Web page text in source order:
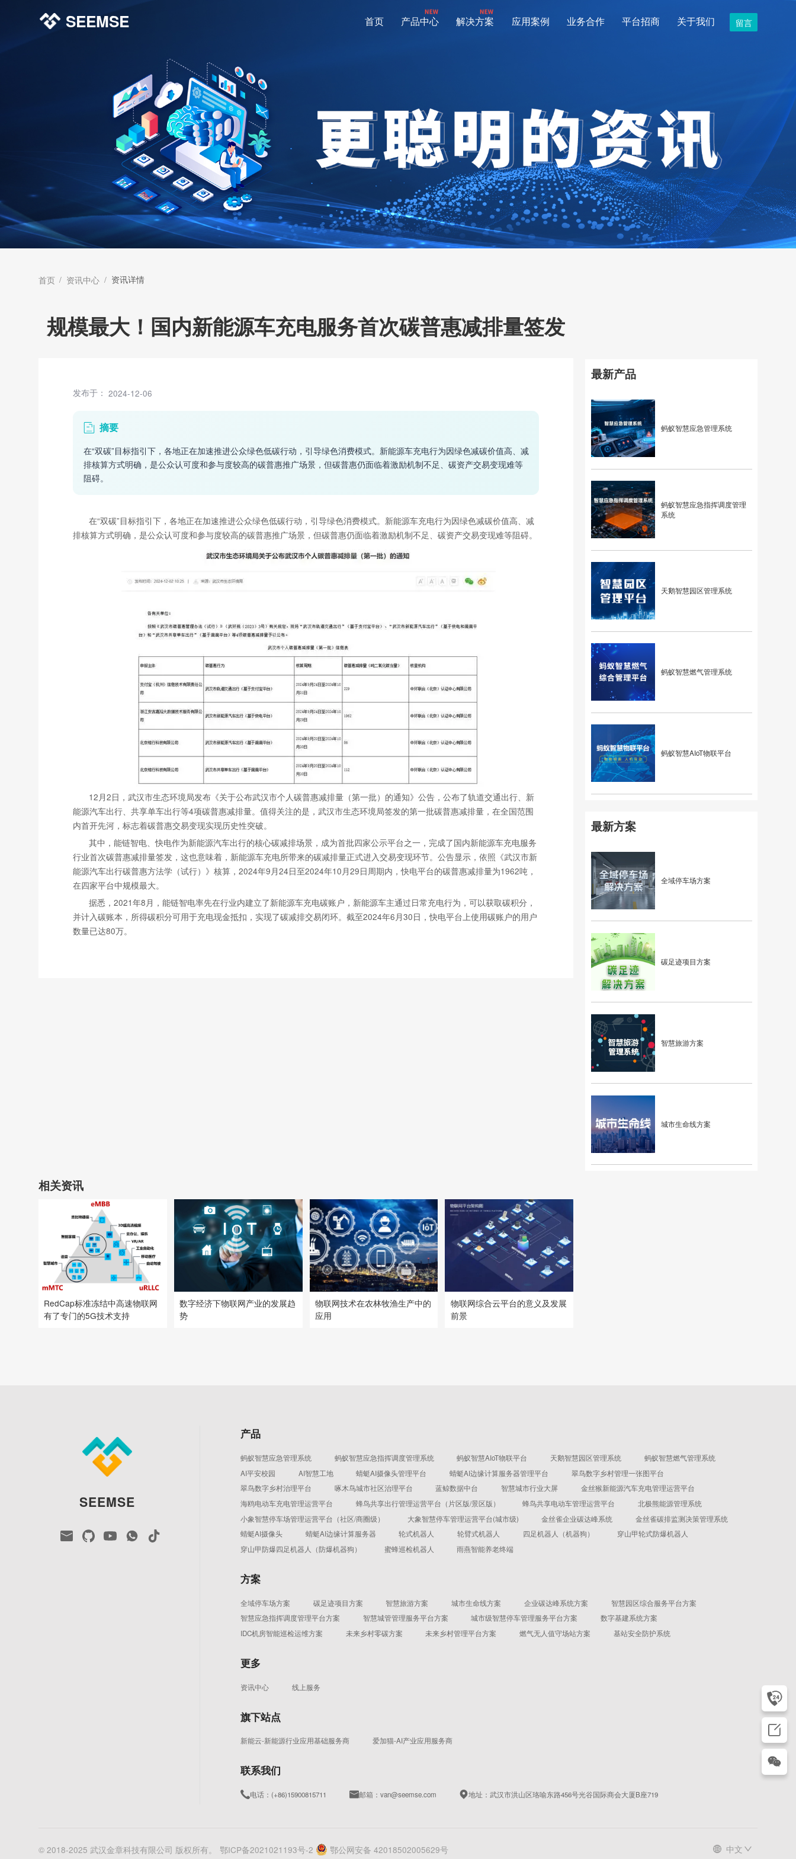
SEEMSE 首页 产品中心 解决方案 应用案例 业务合作 平台招商 关于我们 留言
首页 / 资讯中心 / 资讯详情
规模最大！国内新能源车充电服务首次碳普惠减排量签发
发布于： 2024-12-06
摘要
在“双碳”目标指引下，各地正在加速推进公众绿色低碳行动，引导绿色消费模式。新能源车充电行为因绿色减碳价值高、减
排核算方式明确，是公众认可度和参与度较高的碳普惠推广场景，但碳普惠仍面临着激励机制不足、碳资产交易变现难等
阻碍。
在“双碳”目标指引下，各地正在加速推进公众绿色低碳行动，引导绿色消费模式。新能源车充电行为因绿色减碳价值高、减
排核算方式明确，是公众认可度和参与度较高的碳普惠推广场景，但碳普惠仍面临着激励机制不足、碳资产交易变现难等阻碍。
12月2日，武汉市生态环境局发布《关于公布武汉市个人碳普惠减排量（第一批）的通知》公告，公布了轨道交通出行、新
能源汽车出行、共享单车出行等4项碳普惠减排量。值得关注的是，武汉市生态环境局签发的第一批碳普惠减排量，在全国范围
内首开先河，标志着碳普惠交易变现实现历史性突破。
其中，能链智电、快电作为新能源汽车出行的核心碳减排场景，成为首批四家公示平台之一，完成了国内新能源车充电服务
行业首次碳普惠减排量签发，这也意味着，新能源车充电所带来的碳减排量正式进入交易变现环节。公告显示，依照《武汉市新
能源汽车出行碳普惠方法学（试行）》核算，2024年9月24日至2024年10月29日周期内，快电平台的碳普惠减排量为1962吨，
在四家平台中规模最大。
据悉，2021年8月，能链智电率先在行业内建立了新能源车充电碳账户，新能源车主通过日常充电行为，可以获取碳积分，
并计入碳账本，所得碳积分可用于充电现金抵扣，实现了碳减排交易闭环。截至2024年6月30日，快电平台上使用碳账户的用户
数量已达80万。
最新产品
蚂蚁智慧应急管理系统
蚂蚁智慧应急指挥调度管理
系统
天鹅智慧园区管理系统
蚂蚁智慧燃气管理系统
蚂蚁智慧AIoT物联平台
最新方案
全域停车场方案
碳足迹项目方案
智慧旅游方案
城市生命线方案
相关资讯
RedCap标准冻结中高速物联网
有了专门的5G技术支持
数字经济下物联网产业的发展趋
势
物联网技术在农林牧渔生产中的
应用
物联网综合云平台的意义及发展
前景
SEEMSE
产品
蚂蚁智慧应急管理系统 蚂蚁智慧应急指挥调度管理系统 蚂蚁智慧AIoT物联平台 天鹅智慧园区管理系统
蚂蚁智慧燃气管理系统
AI平安校园
AI智慧工地 蜻蜓AI摄像头管理平台 蜻蜓AI边缘计算服务器管理平台
翠鸟数字乡村管理一张图平台
翠鸟数字乡村治理平台
啄木鸟城市社区治理平台 蓝鲸数据中台 智慧城市行业大屏
金丝猴新能源汽车充电管理运营平台
海鸥电动车充电管理运营平台
蜂鸟共享出行管理运营平台（片区版/景区版） 蜂鸟共享电动车管理运营平台
北极熊能源管理系统
小象智慧停车场管理运营平台（社区/商圈级）
大象智慧停车管理运营平台(城市级) 金丝雀企业碳达峰系统
金丝雀碳排监测决策管理系统
蜻蜓AI摄像头
蜻蜓AI边缘计算服务器 轮式机器人 轮臂式机器人 四足机器人（机器狗）
穿山甲轮式防爆机器人
穿山甲防爆四足机器人（防爆机器狗）
蜜蜂巡检机器人 雨燕智能养老终端
方案
全域停车场方案 碳足迹项目方案 智慧旅游方案 城市生命线方案 企业碳达峰系统方案
智慧园区综合服务平台方案
智慧应急指挥调度管理平台方案
智慧城管管理服务平台方案 城市级智慧停车管理服务平台方案
数字基建系统方案
IDC机房智能巡检运维方案
未来乡村零碳方案 未来乡村管理平台方案 燃气无人值守场站方案 基站安全防护系统
更多
资讯中心 线上服务
旗下站点
新能云-新能源行业应用基础服务商 爱加猫-AI产业应用服务商
联系我们
电话：(+86)15900815711 邮箱：van@seemse.com 地址：武汉市洪山区珞喻东路456号光谷国际商会大厦B座719
© 2018-2025 武汉金章科技有限公司 版权所有。 鄂ICP备2021021193号-2 鄂公网安备 42018502005629号 中文